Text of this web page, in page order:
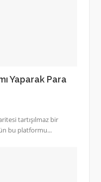
Yaparak Para
tartışılmaz bir
bu platformu...